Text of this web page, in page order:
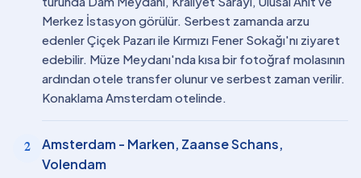
Merkez İstasyon görülür. Serbest zamanda arzu
edenler Çiçek Pazarı ile Kırmızı Fener Sokağı'nı ziyaret
edebilir. Müze Meydanı'nda kısa bir fotoğraf molasının
ardından otele transfer olunur ve serbest zaman verilir.
Konaklama Amsterdam otelinde.
2
Amsterdam - Marken, Zaanse Schans,
Volendam